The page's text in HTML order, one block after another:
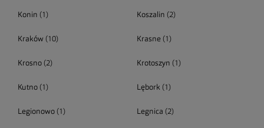
Konin (1) Koszalin (2)
Kraków (10) Krasne (1)
Krosno (2) Krotoszyn (1)
Kutno (1) Lębork(1)
Legionowo (1) Legnica (2)